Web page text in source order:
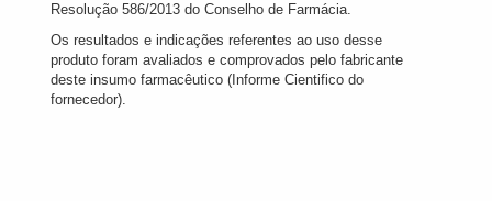
Resolução 586/2013 do Conselho de Farmácia.
Os resultados e indicações referentes ao uso desse
produto foram avaliados e comprovados pelo fabricante
deste insumo farmacêutico (Informe Cientifico do
fornecedor).